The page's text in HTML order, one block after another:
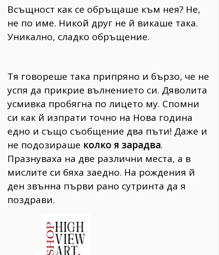
ПОСЛЕДВАЙТЕ
НИ
Всъщност как се обръщаше към нея? Не,
не по име. Никой друг не й викаше така.
Уникално, сладко обръщение.
Тя говореше така припряно и бързо, че не
успя да прикрие вълнението си. Дяволита
усмивка пробягна по лицето му. Спомни
си как й изпрати точно на Нова година
едно и също съобщение два пъти! Даже и
не подозираше колко я зарадва.
Празнуваха на две различни места, а в
мислите си бяха заедно. На рождения й
ден звънна първи рано сутринта да я
поздрави.